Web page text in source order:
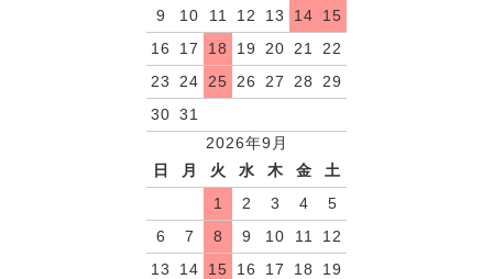
9
10 11 12 13 14
15
16
17 18 19 20 21
22
23
24 25 26 27 28
29
30 31
2026年9月
日
月 火 水 木 金
土
1
2 3 4
5
6
7 8 9 10 11
12
13
14 15 16 17 18
19